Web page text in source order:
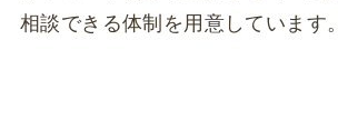
相談できる体制を用意しています。